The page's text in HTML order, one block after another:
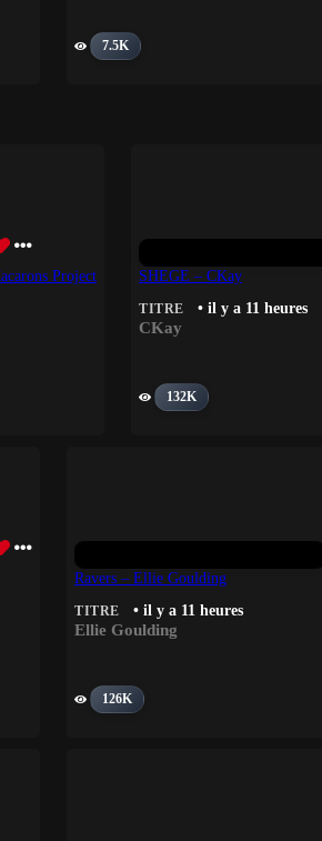
7.5K
Project SHEGE – CKay
TITRE • il y a 11 heures
CKay
132K
Ravers – Ellie Goulding
TITRE • il y a 11 heures
Ellie Goulding
126K